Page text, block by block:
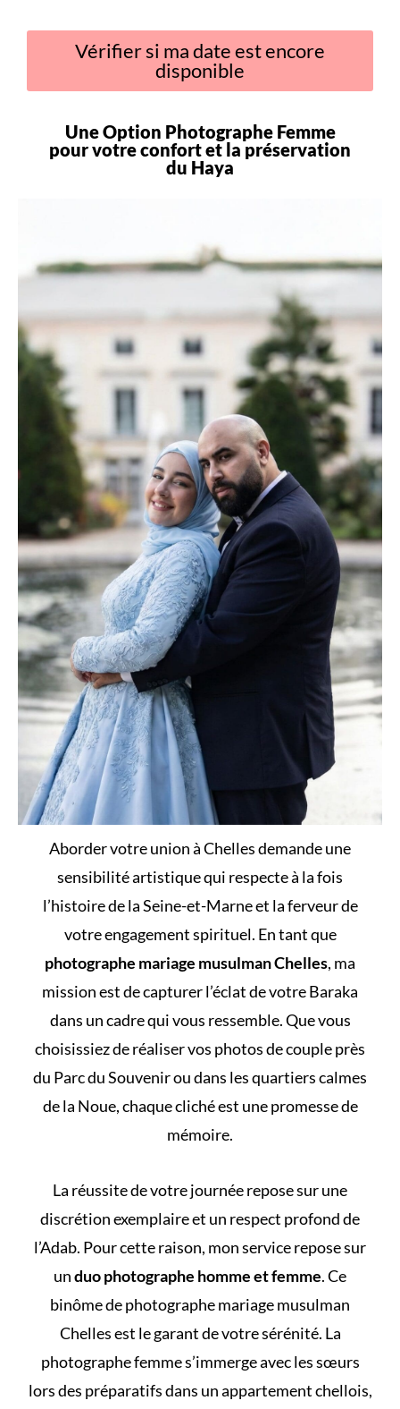
Vérifier si ma date est encore
disponible
Une Option Photographe Femme
pour votreconfortet la préservation
du Haya
Aborder votre union à Chelles demande une
sensibilité artistique qui respecte à la fois
l’histoire de la Seine-et-Marne et la ferveur de
votre engagement spirituel. En tant que
photographe mariage musulman Chelles, ma
mission est de capturer l’éclat de votre Baraka
dans un cadre qui vous ressemble. Que vous
choisissiez de réaliser vos photos de couple près
du Parc du Souvenir ou dans les quartiers calmes
de la Noue, chaque cliché est une promesse de
mémoire.
La réussite de votre journée repose sur une
discrétion exemplaire et un respect profond de
l’Adab. Pour cette raison, mon service repose sur
unduo photographe homme et femme. Ce
binôme de photographe mariage musulman
Chelles est le garant de votre sérénité. La
photographe femme s’immerge avec les sœurs
lors des préparatifs dans un appartement chellois,